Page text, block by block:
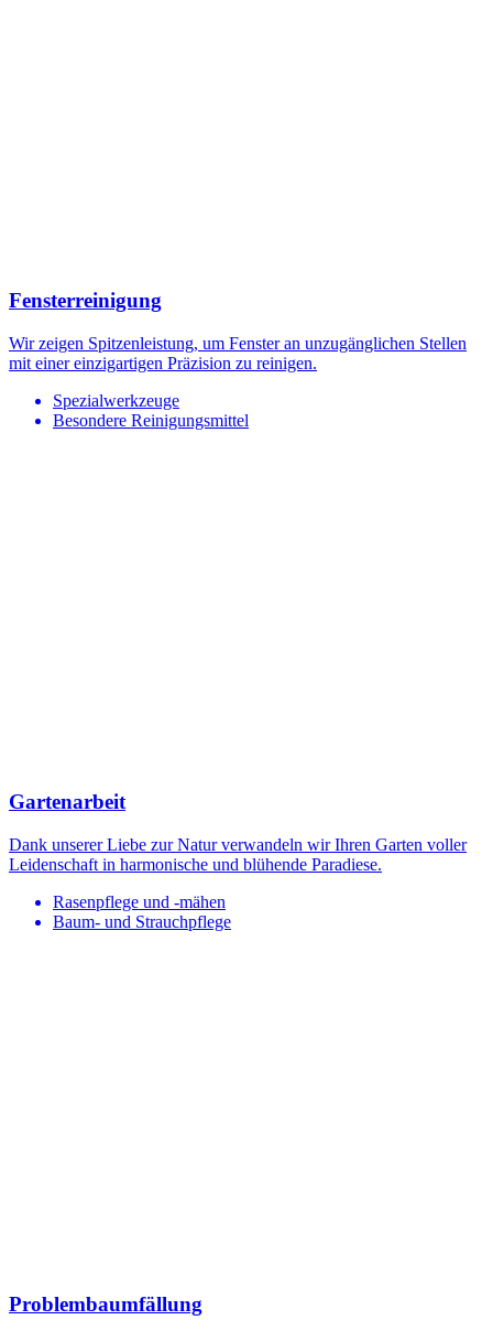
Fensterreinigung
Wir zeigen Spitzenleistung, um Fenster an unzugänglichen Stellen
mit einer einzigartigen Präzision zu reinigen.
Spezialwerkzeuge
Besondere Reinigungsmittel
Gartenarbeit
Dank unserer Liebe zur Natur verwandeln wir Ihren Garten voller
Leidenschaft in harmonische und blühende Paradiese.
Rasenpflege und -mähen
Baum- und Strauchpflege
Problembaumfällung